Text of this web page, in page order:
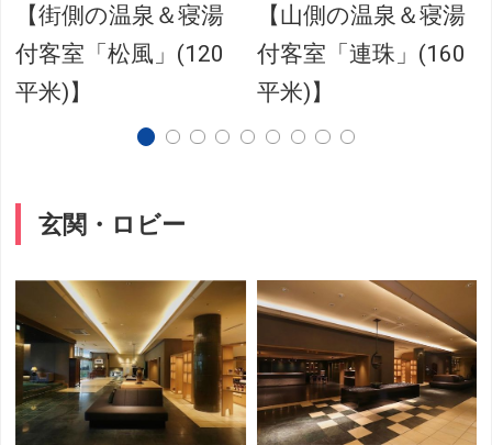
【街側の温泉＆寝湯
付客室「松風」(120
平米)】
【山側の温泉＆寝湯
付客室「連珠」(160
平米)】
玄関・ロビー